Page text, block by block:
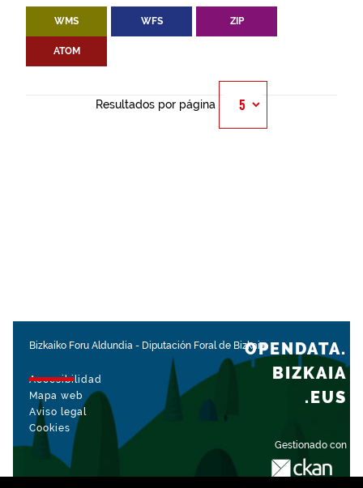
WMS WFS ZIP
ATOM
Resultados por página
Bizkaiko Foru Aldundia - Diputación Foral de Bizkaia
Accesibilidad
Mapa web
Aviso legal
Cookies
Gestionado con
OPENDATA.
BIZKAIA
.EUS